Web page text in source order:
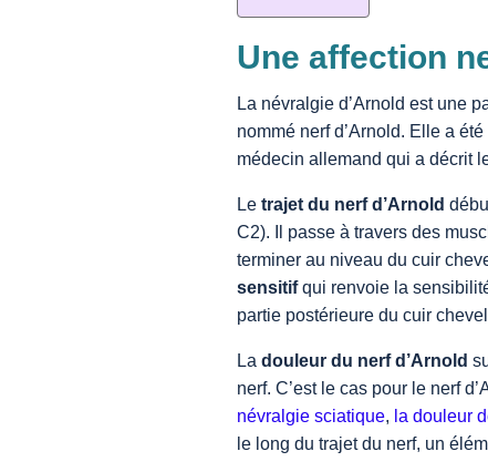
Une affection
La névralgie d’Arnold est une
nommé nerf d’Arnold. Elle a
médecin allemand qui a décrit
Letrajet du nerf d’Arnold
C2). Il passe à travers des
terminer au niveau du cuir
sensitifqui renvoie la
partie postérieure du cuir
Ladouleur du nerf d’Arnold
nerf. C’est le cas pour le nerf
névralgie sciatique, la douleur
le long du trajet du nerf, un